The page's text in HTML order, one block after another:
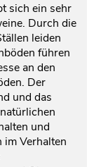
sich ein sehr
Durch die
leiden
führen
an den
Der
und das
und
im Verhalten